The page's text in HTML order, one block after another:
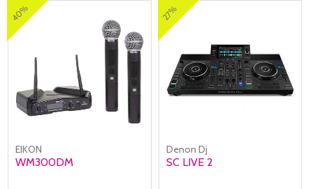
40%
EIKON
WM300DM
27%
Denon Dj
SC LIVE 2